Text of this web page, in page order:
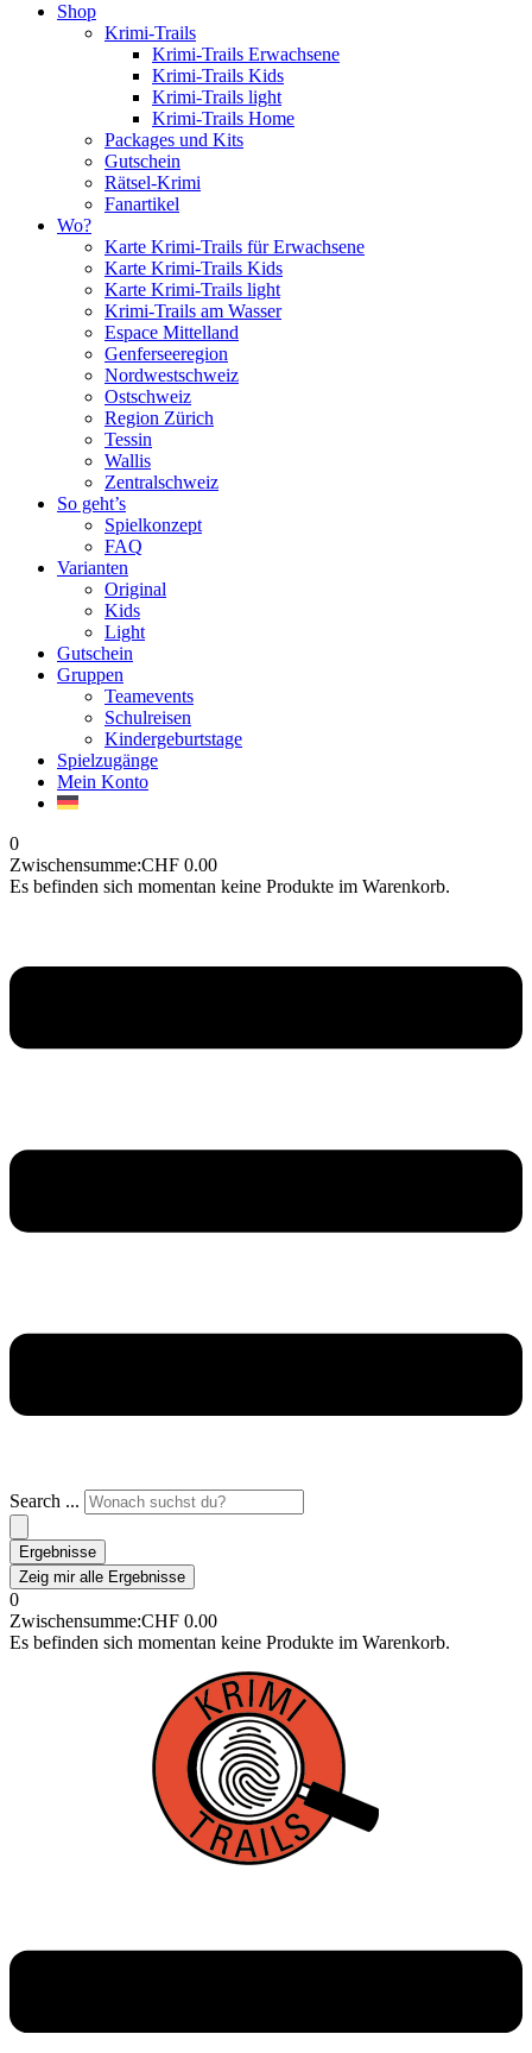
Shop
Krimi-Trails
Krimi-Trails Erwachsene
Krimi-Trails Kids
Krimi-Trails light
Krimi-Trails Home
Packages und Kits
Gutschein
Rätsel-Krimi
Fanartikel
Wo?
Karte Krimi-Trails für Erwachsene
Karte Krimi-Trails Kids
Karte Krimi-Trails light
Krimi-Trails am Wasser
Espace Mittelland
Genferseeregion
Nordwestschweiz
Ostschweiz
Region Zürich
Tessin
Wallis
Zentralschweiz
So geht’s
Spielkonzept
FAQ
Varianten
Original
Kids
Light
Gutschein
Gruppen
Teamevents
Schulreisen
Kindergeburtstage
Spielzugänge
Mein Konto
0
Zwischensumme:CHF 0.00
Es befinden sich momentan keine Produkte im Warenkorb.
Search ...
Ergebnisse
Zeig mir alle Ergebnisse
0
Zwischensumme:CHF 0.00
Es befinden sich momentan keine Produkte im Warenkorb.